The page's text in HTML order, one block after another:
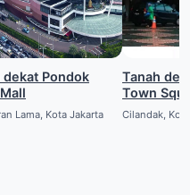
dekat Pondok
Lama, Kota Jakarta
Tanah
Town
Cilandak,